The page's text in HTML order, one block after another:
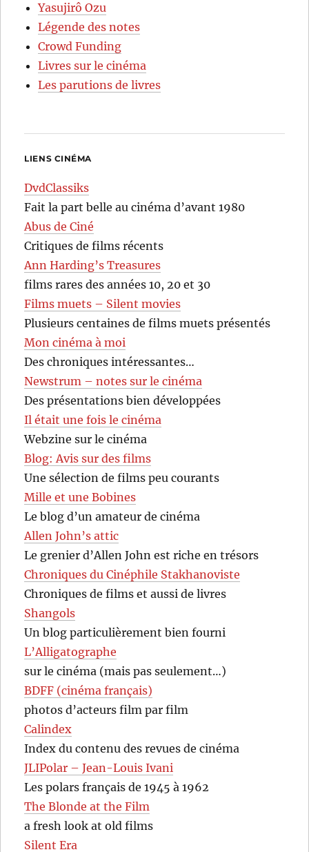
Yasujirô Ozu
Légende des notes
Crowd Funding
Livres sur le cinéma
Les parutions de livres
LIENS CINÉMA
DvdClassiks
Fait la part belle au cinéma d’avant 1980
Abus de Ciné
Critiques de films récents
Ann Harding’s Treasures
films rares des années 10, 20 et 30
Films muets – Silent movies
Plusieurs centaines de films muets présentés
Mon cinéma à moi
Des chroniques intéressantes…
Newstrum – notes sur le cinéma
Des présentations bien développées
Il était une fois le cinéma
Webzine sur le cinéma
Blog: Avis sur des films
Une sélection de films peu courants
Mille et une Bobines
Le blog d’un amateur de cinéma
Allen John’s attic
Le grenier d’Allen John est riche en trésors
Chroniques du Cinéphile Stakhanoviste
Chroniques de films et aussi de livres
Shangols
Un blog particulièrement bien fourni
L’Alligatographe
sur le cinéma (mais pas seulement…)
BDFF (cinéma français)
photos d’acteurs film par film
Calindex
Index du contenu des revues de cinéma
JLIPolar – Jean-Louis Ivani
Les polars français de 1945 à 1962
The Blonde at the Film
a fresh look at old films
Silent Era